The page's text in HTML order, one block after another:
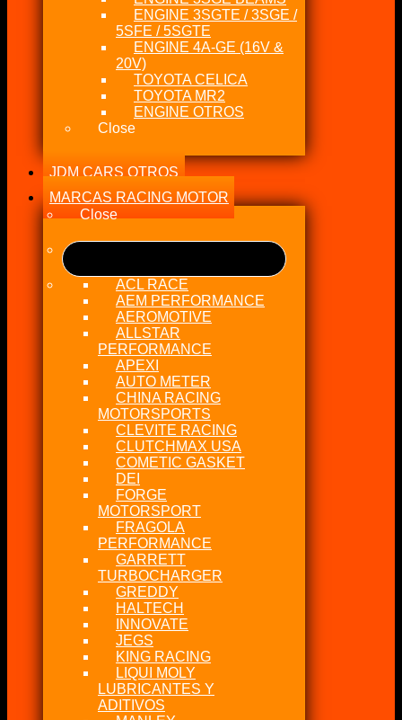
ENGINE 3SGTE / 3SGE /
5SFE / 5SGTE
ENGINE 4A-GE (16V &
20V)
TOYOTA CELICA
TOYOTA MR2
ENGINE OTROS
Close
JDM CARS OTROS
MARCAS RACING MOTOR
Close
ACL RACE
AEM PERFORMANCE
AEROMOTIVE
ALLSTAR
PERFORMANCE
APEXI
AUTO METER
CHINA RACING
MOTORSPORTS
CLEVITE RACING
CLUTCHMAX USA
COMETIC GASKET
DEI
FORGE
MOTORSPORT
FRAGOLA
PERFORMANCE
GARRETT
TURBOCHARGER
GREDDY
HALTECH
INNOVATE
JEGS
KING RACING
LIQUI MOLY
LUBRICANTES Y
ADITIVOS